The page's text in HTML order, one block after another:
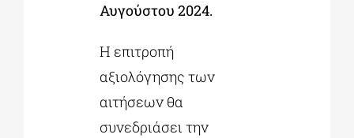
Αυγούστου 2024.
Η επιτροπή
αξιολόγησης των
αιτήσεων θα
συνεδριάσει την